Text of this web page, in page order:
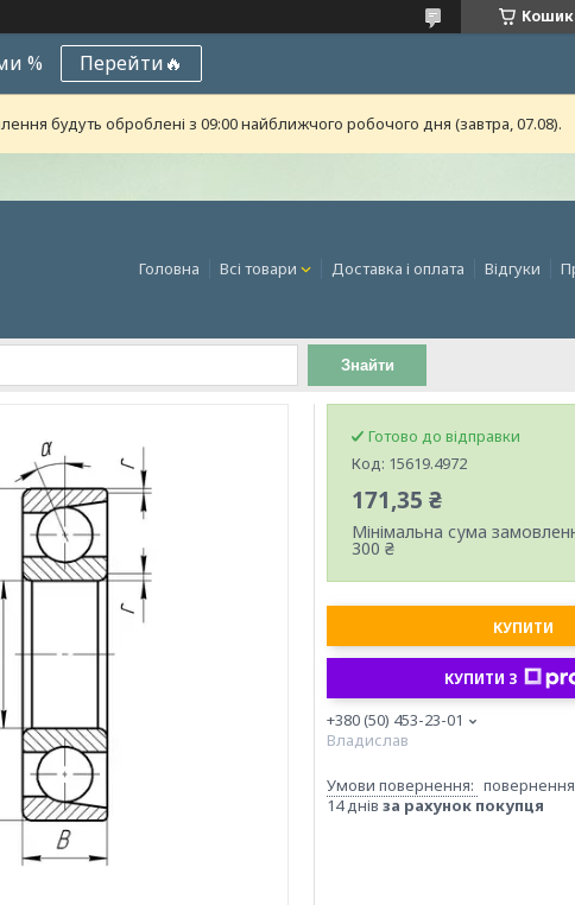
Кошик
% Перейти🔥
будуть оброблені з 09:00 найближчого робочого дня (завтра, 07.08).
Головна Всі товари Доставка і оплата Відгуки
Знайти
Готово до відправки
Код: 15619.4972
171,35 ₴
Мінімальна сума
300 ₴
КУПИТИ
КУПИТИ З
+380 (50) 453-23-01
Владислав
14 днів за рахунок покупця